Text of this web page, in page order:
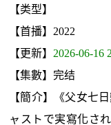
【类型】
【首播】2022
【更新】 2026-06-16
【集數】完结
【簡介】《父女七
ャストで実寫化さ